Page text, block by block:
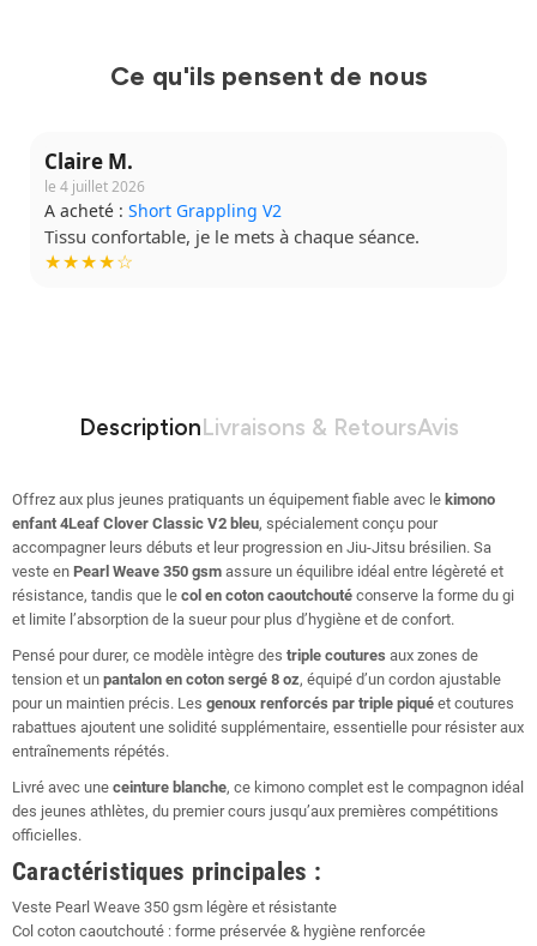
Ce qu'ils pensent de nous
Claire M.
le 4 juillet 2026
A acheté : Short Grappling V2
Tissu confortable, je le mets à chaque séance.
★★★★☆
DescriptionLivraisons & RetoursAvis
Offrez aux plus jeunes pratiquants un équipement fiable avec le kimono
enfant 4Leaf Clover Classic V2 bleu, spécialement conçu pour
accompagner leurs débuts et leur progression en Jiu-Jitsu brésilien. Sa
veste en Pearl Weave 350 gsm assure un équilibre idéal entre légèreté et
résistance, tandis que le col en coton caoutchouté conserve la forme du gi
et limite l’absorption de la sueur pour plus d’hygiène et de confort.
Pensé pour durer, ce modèle intègre des triple coutures aux zones de
tension et un pantalon en coton sergé 8 oz, équipé d’un cordon ajustable
pour un maintien précis. Les genoux renforcés par triple piqué et coutures
rabattues ajoutent une solidité supplémentaire, essentielle pour résister aux
entraînements répétés.
Livré avec une ceinture blanche, ce kimono complet est le compagnon idéal
des jeunes athlètes, du premier cours jusqu’aux premières compétitions
officielles.
Caractéristiques principales :
Veste Pearl Weave 350 gsm légère et résistante
Col coton caoutchouté : forme préservée & hygiène renforcée